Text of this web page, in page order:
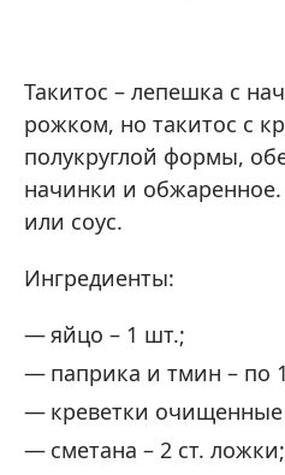
Такитос – лепешка с
рожком, но такитос с
полукруглой формы,
начинки и
или соус.
Ингредиенты:
яйцо – 1 шт.;
паприка и тмин – по
креветки
сметана – 2 ст. ложки;